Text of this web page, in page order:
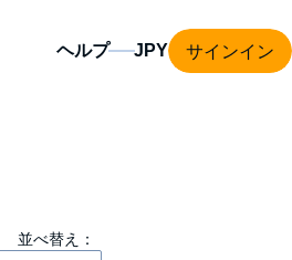
ヘルプ サインイン
並べ替え：